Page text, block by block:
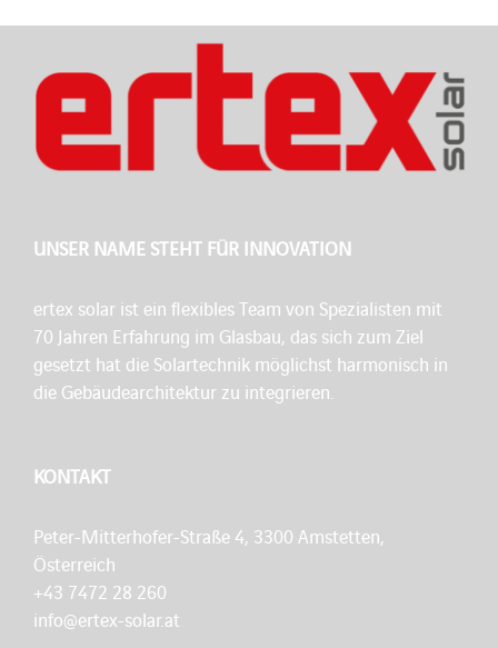
UNSER NAME STEHT FÜR INNOVATION
ertex solar ist ein flexibles Team von Spezialisten mit
70 Jahren Erfahrung im Glasbau, das sich zum Ziel
gesetzt hat die Solartechnik möglichst harmonisch in
die Gebäudearchitektur zu integrieren.
KONTAKT
Peter-Mitterhofer-Straße 4, 3300 Amstetten,
Österreich
+43 7472 28 260
info@ertex-solar.at